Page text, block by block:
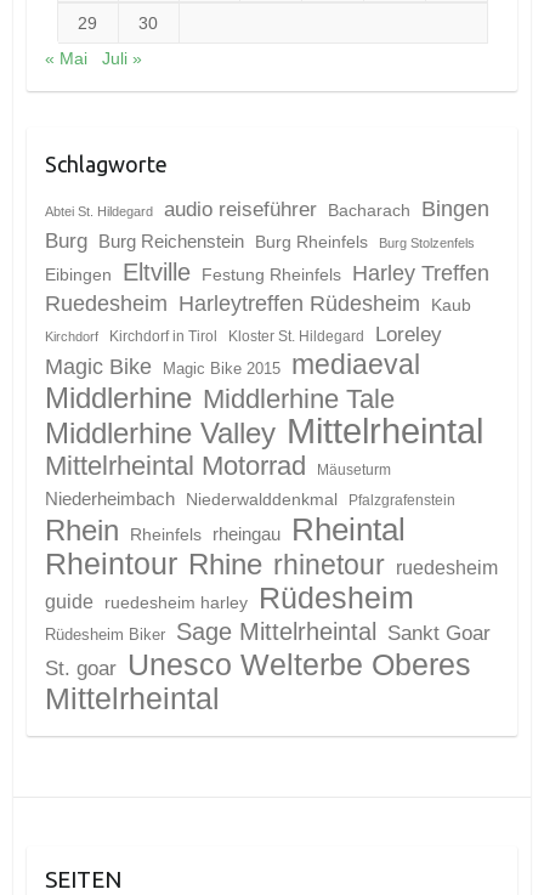
29
30
« Mai
Juli »
Schlagworte
Abtei St. Hildegard audio reiseführer Bacharach
Bingen
Burg
Burg Reichenstein Burg Rheinfels Burg Stolzenfels
Eibingen Eltville Festung Rheinfels
Harley Treffen
Ruedesheim Harleytreffen Rüdesheim Kaub
Kirchdorf Kirchdorf in Tirol Kloster St. Hildegard Loreley
Magic Bike Magic Bike 2015 mediaeval
Middlerhine Middlerhine Tale
Middlerhine Valley Mittelrheintal
Mittelrheintal Motorrad Mäuseturm
Niederheimbach Niederwalddenkmal Pfalzgrafenstein
Rhein Rheinfels rheingau
Rheintal
Rheintour Rhine rhinetour ruedesheim
guide
ruedesheim harley Rüdesheim
Rüdesheim Biker Sage Mittelrheintal Sankt Goar
St. goar Unesco Welterbe Oberes
Mittelrheintal
SEITEN